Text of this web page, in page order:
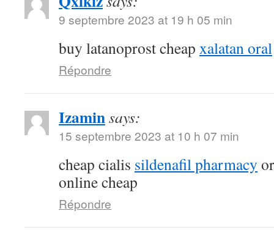
9 septembre 2023 at 19 h 05 min
buy latanoprost cheap xalatan oral
Répondre
Izaminsays:
15 septembre 2023 at 10 h 07 min
cheap cialis sildenafil pharmacy
online cheap
Répondre